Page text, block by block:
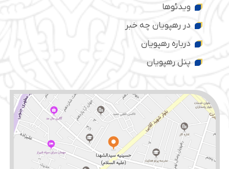
ویدئوها
در رهپویان چه خبر
درباره رهپویان
پنل رهپویان